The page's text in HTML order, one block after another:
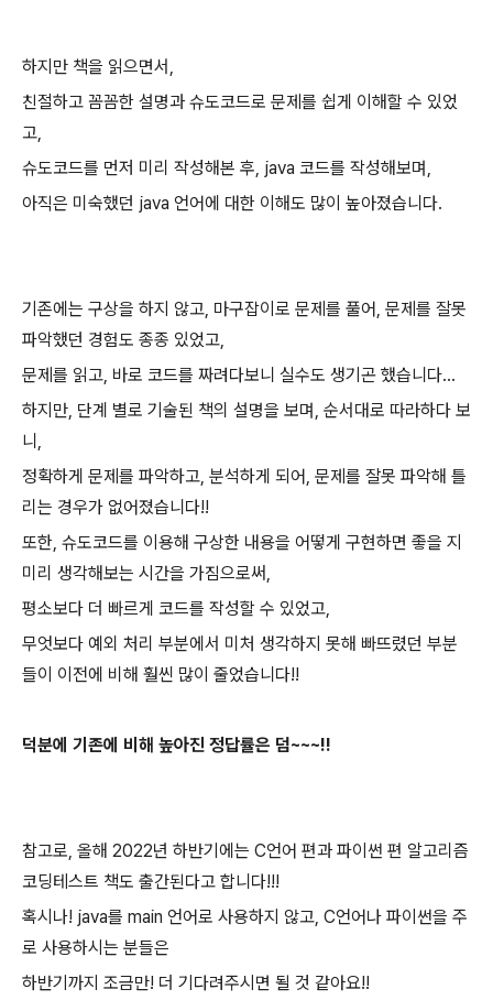
하지만 책을 읽으면서,
친절하고 꼼꼼한 설명과 슈도코드로 문제를 쉽게 이해할 수 있었
고,
슈도코드를 먼저 미리 작성해본 후, java 코드를 작성해보며,
아직은 미숙했던 java 언어에 대한 이해도 많이 높아졌습니다.
기존에는 구상을 하지 않고, 마구잡이로 문제를 풀어, 문제를 잘못
파악했던 경험도 종종 있었고,
문제를 읽고, 바로 코드를 짜려다보니 실수도 생기곤 했습니다...
하지만, 단계 별로 기술된 책의 설명을 보며, 순서대로 따라하다 보
니,
정확하게 문제를 파악하고, 분석하게 되어, 문제를 잘못 파악해 틀
리는 경우가 없어졌습니다!!
또한, 슈도코드를 이용해 구상한 내용을 어떻게 구현하면 좋을 지
미리 생각해보는 시간을 가짐으로써,
평소보다 더 빠르게 코드를 작성할 수 있었고,
무엇보다 예외 처리 부분에서 미처 생각하지 못해 빠뜨렸던 부분
들이 이전에 비해 훨씬 많이 줄었습니다!!
덕분에 기존에 비해 높아진 정답률은 덤~~~!!
참고로, 올해 2022년 하반기에는 C언어 편과 파이썬 편 알고리즘
코딩테스트 책도 출간된다고 합니다!!!
혹시나! java를 main 언어로 사용하지 않고, C언어나 파이썬을 주
로 사용하시는 분들은
하반기까지 조금만! 더 기다려주시면 될 것 같아요!!